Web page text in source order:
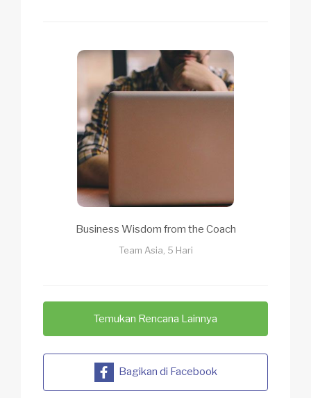
Business Wisdom from the Coach
Team Asia, 5 Hari
Temukan Rencana Lainnya
Bagikan di Facebook